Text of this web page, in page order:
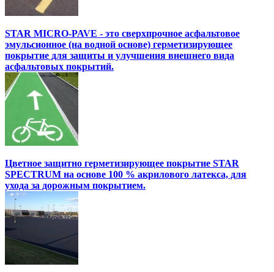
STAR MICRO-PAVE - это сверхпрочное асфальтовое
эмульсионное (на водной основе) герметизирующее
покрытие для защиты и улучшения внешнего вида
асфальтовых покрытий.
Цветное защитно герметизирующее покрытие STAR
SPECTRUM на основе 100 % акрилового латекса, для
ухода за дорожным покрытием.